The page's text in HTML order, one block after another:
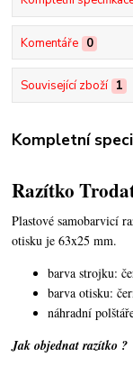
Komentáře 0
Související zboží 1
Kompletní
Razítko
Plastové samobarvicí
otisku je 63x25 mm.
barva strojku:
barva otisku:
náhradní
Jak objednat razítko ?